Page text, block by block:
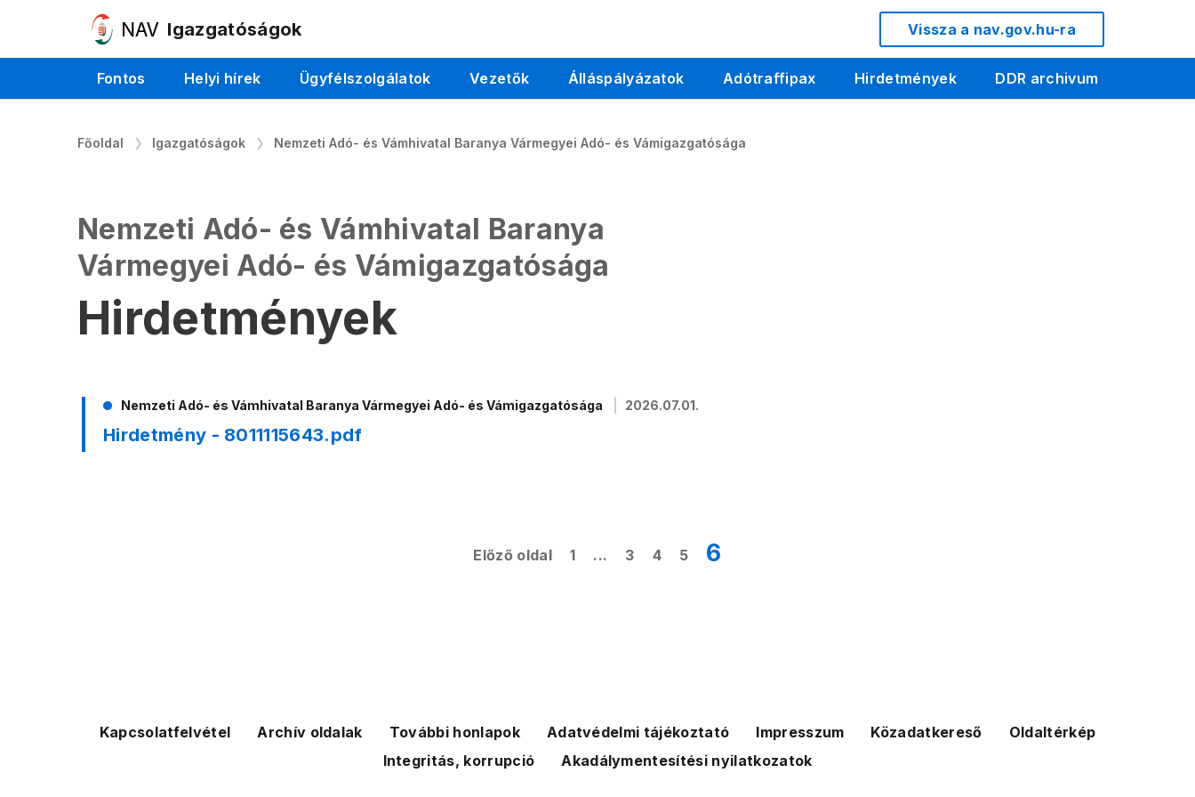
Igazgatóságok Vissza a nav.gov.hu-ra
Fontos Helyi hírek Ügyfélszolgálatok Vezetők Álláspályázatok Adótraffipax Hirdetmények DDR archivum
Főoldal Igazgatóságok Nemzeti Adó- és Vámhivatal Baranya Vármegyei Adó- és Vámigazgatósága
Nemzeti Adó- és Vámhivatal Baranya
Vármegyei Adó- és Vámigazgatósága
Hirdetmények
Nemzeti Adó- és Vámhivatal Baranya Vármegyei Adó- és Vámigazgatósága 2026.07.01.
Hirdetmény - 8011115643.pdf
Előző oldal 1 ... 3 4 5 6
Kapcsolatfelvétel Archív oldalak További honlapok Adatvédelmi tájékoztató Impresszum Közadatkereső
Oldaltérkép
Integritás, korrupció
Akadálymentesítési nyilatkozatok